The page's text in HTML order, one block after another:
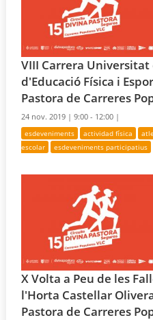
VIII Carrera Universitat
d'Educació Física i
Pastora de Carreres
24 nov. 2019 |9:00 - 12:00 |
esdeveniments actividad física
escolar
esdeveniments participatius
X Volta a Peu de les
l'Horta Castellar
Pastora de Carreres